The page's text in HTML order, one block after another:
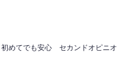
めてでも安心 セカンドオピニオ